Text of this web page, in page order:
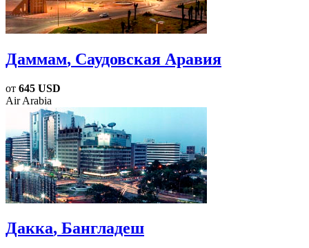
Даммам, Саудовская Аравия
от 645 USD
Air Arabia
Дакка, Бангладеш